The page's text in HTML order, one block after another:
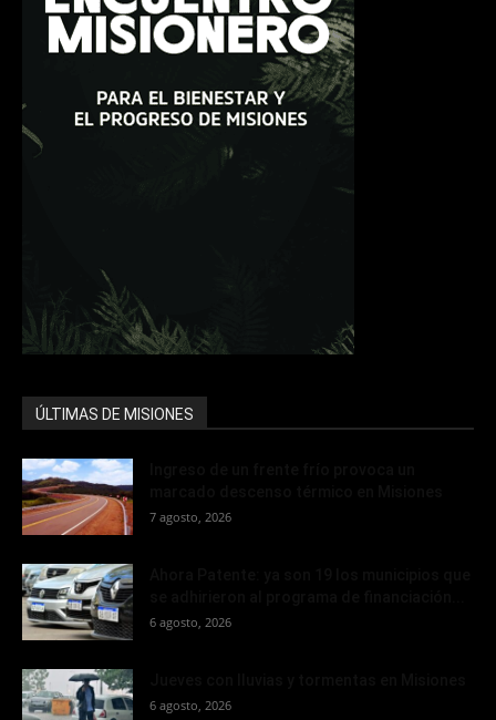
ÚLTIMAS DE MISIONES
7 agosto, 2026
6 agosto, 2026
6 agosto, 2026